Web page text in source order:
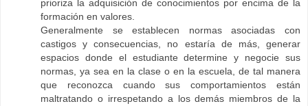
prioriza la adquisición de conocimientos por encima de la
formación en valores.
Generalmente se establecen normas asociadas con
castigos y consecuencias, no estaría de más, generar
espacios donde el estudiante determine y negocie sus
normas, ya sea en la clase o en la escuela, de tal manera
que reconozca cuando sus comportamientos están
maltratando o irrespetando a los demás miembros de la